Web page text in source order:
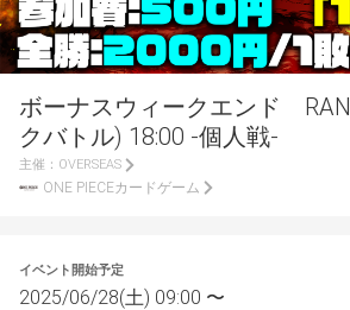
ボーナスウィークエンド
クバトル) 18:00 -個人戦-
主催： OVERSEAS
ONE PIECEカードゲーム
イベント開始予定
2025/06/28(土) 09:00 〜